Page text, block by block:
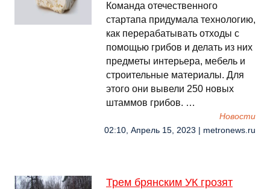
Команда отечественного
стартапа придумала технологию,
как перерабатывать отходы с
помощью грибов и делать из них
предметы интерьера, мебель и
строительные материалы. Для
этого они вывели 250 новых
штаммов грибов. …
Новости
02:10, Апрель 15, 2023 | metronews.ru
Трем брянским УК грозят